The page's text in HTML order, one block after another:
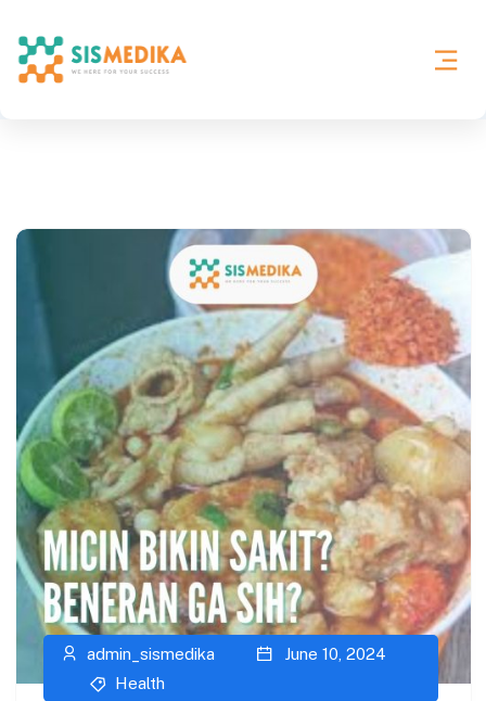
admin_sismedika
June 10, 2024
Health